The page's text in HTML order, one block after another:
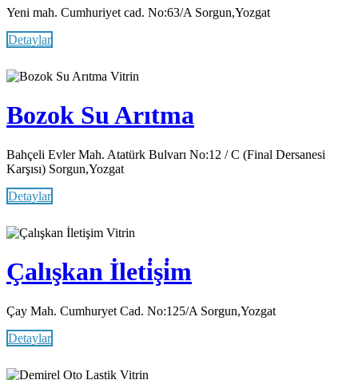
Yeni mah. Cumhuriyet cad. No:63/A Sorgun,Yozgat
Detaylar
Vitrin
Bozok Su Arıtma
Bahçeli Evler Mah. Atatürk Bulvarı No:12 / C (Final Dersanesi
Karşısı) Sorgun,Yozgat
Detaylar
Vitrin
Çalışkan İleti̇şi̇m
Çay Mah. Cumhuryet Cad. No:125/A Sorgun,Yozgat
Detaylar
Vitrin